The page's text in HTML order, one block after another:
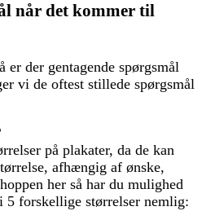
når det kommer til
der gentagende spørgsmål
vi de oftest stillede spørgsmål
på plakater, da de kan
afhængig af ønske,
her så har du mulighed
5 forskellige størrelser nemlig: